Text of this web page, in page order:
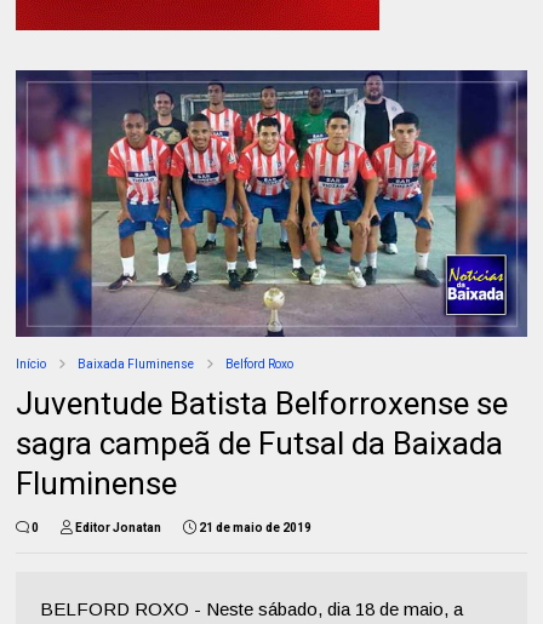
Início Baixada Fluminense Belford Roxo
Juventude Batista Belforroxense se
sagra campeã de Futsal da Baixada
Fluminense
0 Editor Jonatan 21 de maio de 2019
BELFORD ROXO - Neste sábado, dia 18 de maio, a